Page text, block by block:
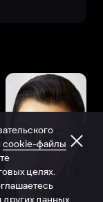
cookie-файлы
целях.
данных